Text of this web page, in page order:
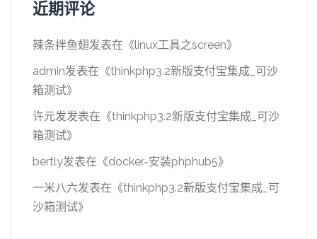
近期评论
辣条拌鱼翅发表在《linux工具之screen》
admin发表在《thinkphp3.2新版支付宝集成_可沙
箱测试》
许元发发表在《thinkphp3.2新版支付宝集成_可沙
箱测试》
bertly发表在《docker-安装phphub5》
一米八六发表在《thinkphp3.2新版支付宝集成_可
沙箱测试》